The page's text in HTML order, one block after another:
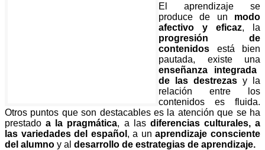
El aprendizaje se
produce de un modo
afectivo y eficaz, la
progresión de
contenidos está bien
pautada, existe una
enseñanza integrada
de las destrezas y la
relación entre los
contenidos es fluida.
Otros puntos que son destacables es la atención que se ha
prestadoa la pragmática, a las diferencias culturales, a
las variedades del español , a unaprendizaje consciente
del alumno y al desarrollo de estrategias de aprendizaje.